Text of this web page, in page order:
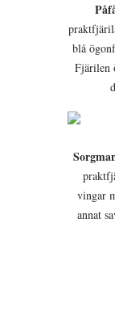
blå
Fjärilen
vingar
annat